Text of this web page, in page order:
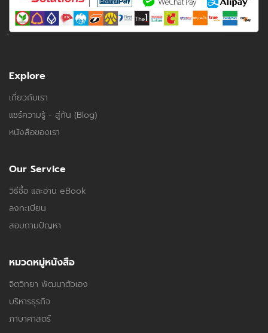
Explore
เกี่ยวกับเรา
แชร์ความรู้ - สู่กัน (Blog)
หนังสือของเรา
Our Service
วิธีซื้อ และอ่าน eBook
ลงทะเบียน
สอบถามปัญหา
หมวดหมู่หนังสือ
จิตวิทยา พัฒนาตัวเอง
บริหารธุรกิจ
ภาษาศาสตร์